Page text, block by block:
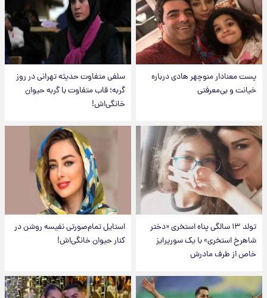
پست معنادار منوچهر هادی درباره
خیانت و بی‌معرفتی
سلفی متفاوت حدیثه تهرانی در روز
گربه؛ قاب متفاوت با گربه حیوان
خانگی‌اش!
تولد ۱۳ سالگی پناه استخری «دختر
شاهرخ استخری» با یک سورپرایز
خاص از طرف مادرش
استایل تمام‌صورتی نفیسه روشن در
کنار حیوان خانگی‌اش!